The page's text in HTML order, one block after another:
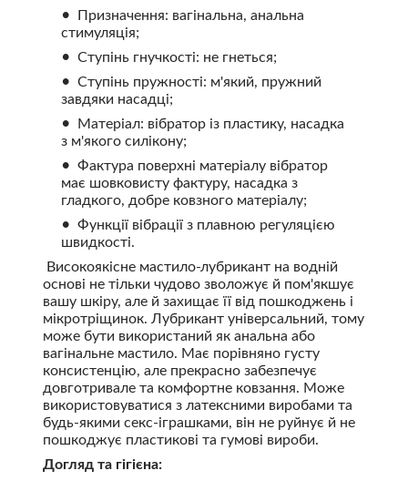
Призначення: вагінальна, анальна
стимуляція;
Ступінь гнучкості: не гнеться;
Ступінь пружності: м'який, пружний
завдяки насадці;
Матеріал: вібратор із пластику, насадка
з м'якого силікону;
Фактура поверхні матеріалу вібратор
має шовковисту фактуру, насадка з
гладкого, добре ковзного матеріалу;
Функції вібрації з плавною регуляцією
швидкості.
Високоякісне мастило-лубрикант на водній
основі не тільки чудово зволожує й пом'якшує
вашу шкіру, але й захищає її від пошкоджень і
мікротріщинок. Лубрикант універсальний, тому
може бути використаний як анальна або
вагінальне мастило. Має порівняно густу
консистенцію, але прекрасно забезпечує
довготривале та комфортне ковзання. Може
використовуватися з латексними виробами та
будь-якими секс-іграшками, він не руйнує й не
пошкоджує пластикові та гумові вироби.
Догляд та гігієна: